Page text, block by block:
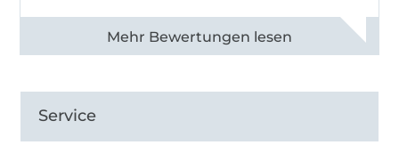
Alle 83031 Bewertungen ansehen
Service